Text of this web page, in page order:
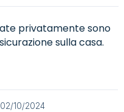
privatamente sono
sulla casa.
10/2024